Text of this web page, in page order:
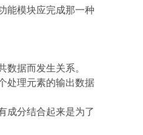
能模块应完成那一种
据而发生关系。
处理元素的输出数据
成分结合起来是为了